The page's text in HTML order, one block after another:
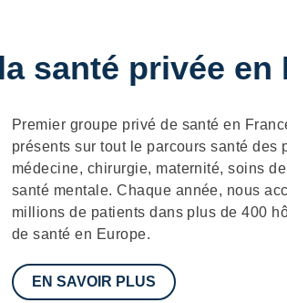
santé privée en
Description
Premier groupe privé de santé en
présents sur tout le parcours santé des
médecine, chirurgie, maternité, soins
santé mentale. Chaque année, nous
millions de patients dans plus de 400
de santé en Europe.
EN SAVOIR PLUS